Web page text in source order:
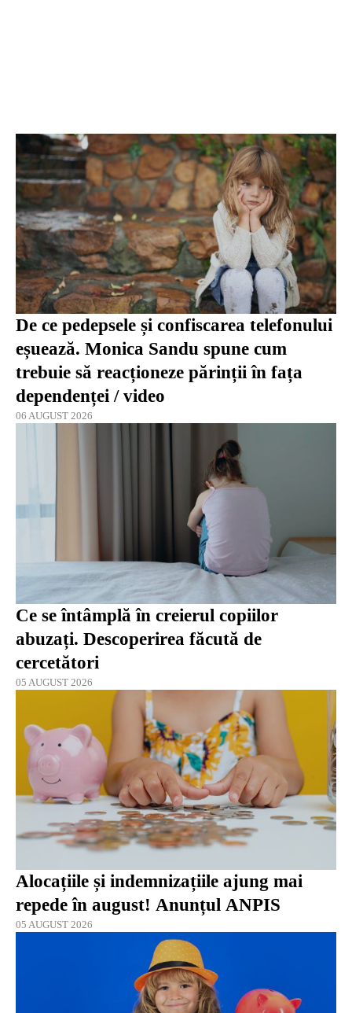
De ce pedepsele și confiscarea telefonului
eșuează. Monica Sandu spune cum
trebuie să reacționeze părinții în fața
dependenței / video
06 AUGUST 2026
Ce se întâmplă în creierul copiilor
abuzați. Descoperirea făcută de
cercetători
05 AUGUST 2026
Alocațiile și indemnizațiile ajung mai
repede în august! Anunțul ANPIS
05 AUGUST 2026